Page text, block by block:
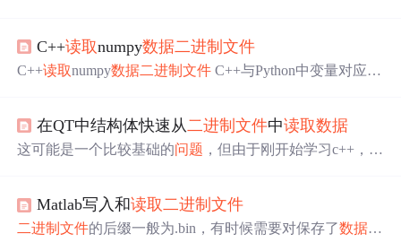
eName) { try { //传入文件路径fileName，底层实现 new FileI
nputStream...
C++读取numpy数据二进制文件
C++读取numpy数据二进制文件 C++与Python中变量对应的
组 保存为二进制文件def save_bin(data, bin_file, dtype="doub
le"): """ C++int对应Python np.intc C++float
在QT中结构体快速从 二进制文件中读取数据
这可能是一个比较基础的问题 ，但由于刚开始学习c++，但
享一下，高手看到了请多包涵。 我的
构体规定的格式进行存储的，结构体成员比较多，数据量
Matlab写入和读取二进制文件
二进制文件的后缀一般为.bin，有时候需要对保存了数据的